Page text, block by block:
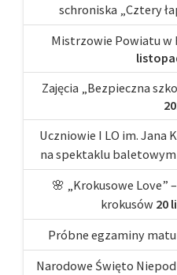
schroniska „Cztery
Mistrzowie Powiatu w
Zajęcia „Bezpieczna
Uczniowie I LO im. Jana
na spektaklu baletowym
🌸 „Krokusowe Love”
krokusów 20
Próbne egzaminy
Narodowe Święto